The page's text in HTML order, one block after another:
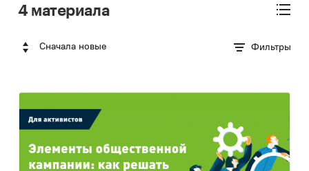
4 материала
Сначала новые Фильтры